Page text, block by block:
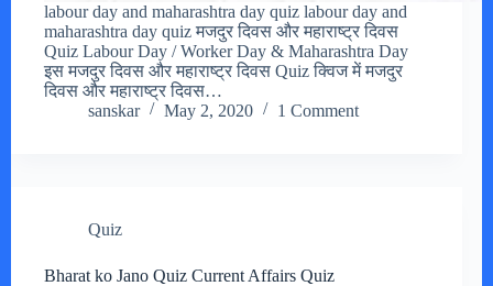
labour day and maharashtra day quiz labour day and
maharashtra day quiz मजदुर दिवस और महाराष्ट्र दिवस
Quiz Labour Day / Worker Day & Maharashtra Day
इस मजदुर दिवस और महाराष्ट्र दिवस Quiz क्विज में मजदुर
दिवस और महाराष्ट्र दिवस…
sanskar
May 2, 2020 1 Comment
Quiz
Bharat ko Jano Quiz Current Affairs Quiz